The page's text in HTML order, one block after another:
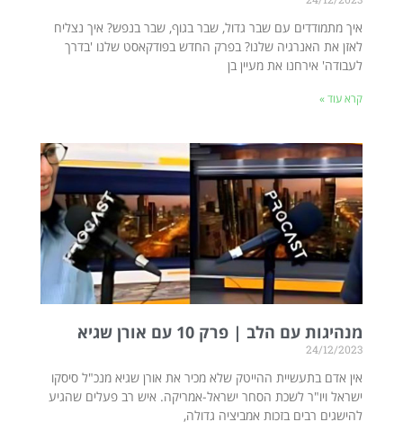
איך מתמודדים עם שבר גדול, שבר בגוף, שבר בנפש? איך נצליח
לאזן את האנרגיה שלנו? בפרק החדש בפודקאסט שלנו 'בדרך
לעבודה' אירחנו את מעיין בן
קרא עוד »
מנהיגות עם הלב | פרק 10 עם אורן שגיא
24/12/2023
אין אדם בתעשיית ההייטק שלא מכיר את אורן שגיא מנכ"ל סיסקו
ישראל ויו"ר לשכת הסחר ישראל-אמריקה. איש רב פעלים שהגיע
להישגים רבים בזכות אמביציה גדולה,